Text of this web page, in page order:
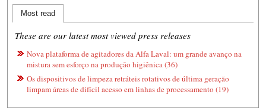
Most read
These are our latest most viewed press releases
Nova plataforma de agitadores da Alfa Laval: um grande avanço na
mistura sem esforço na produção higiênica (36)
Os dispositivos de limpeza retráteis rotativos de última geração
limpam áreas de difícil acesso em linhas de processamento (19)